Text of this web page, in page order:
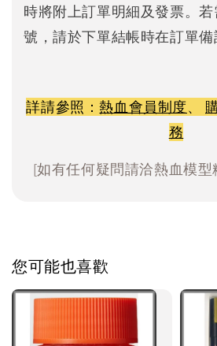
時將附上訂單明細及發票。
號，請於下單結帳時在訂單備
詳請參照：熱血會員制度、
務
[如有任何疑問請洽熱血模
您可能也喜歡